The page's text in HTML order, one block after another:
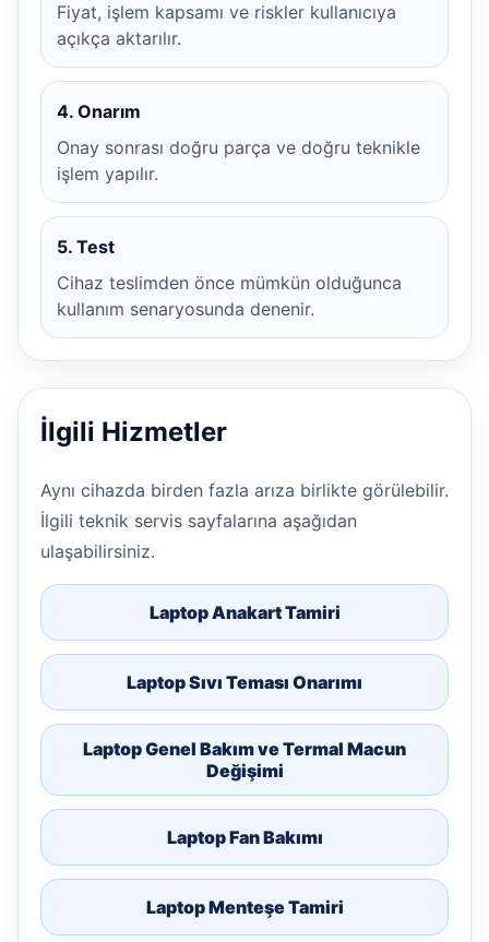
Fiyat, işlem kapsamı ve riskler kullanıcıya
açıkça aktarılır.
4. Onarım
Onay sonrası doğru parça ve doğru teknikle
işlem yapılır.
5. Test
Cihaz teslimden önce mümkün olduğunca
kullanım senaryosunda denenir.
İlgili Hizmetler
Aynı cihazda birden fazla arıza birlikte görülebilir.
İlgili teknik servis sayfalarına aşağıdan
ulaşabilirsiniz.
Laptop Anakart Tamiri
Laptop Sıvı Teması Onarımı
Laptop Genel Bakım ve Termal Macun
Değişimi
Laptop Fan Bakımı
Laptop Menteşe Tamiri